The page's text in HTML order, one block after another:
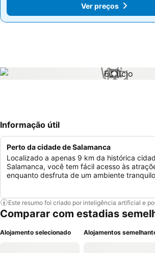
Ver preços
Ver preços
1 / 1
Informação útil
Perto da cidade de Salamanca
Localizado a apenas 9 km da histórica
Salamanca, você tem fácil acesso às
enquanto desfruta de um ambiente
Este resumo foi criado por inteligência artificial e
Comparar com estadias
Alojamento selecionado Alojamentos